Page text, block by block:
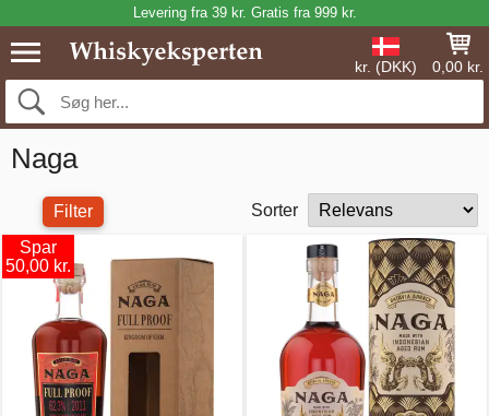
Levering fra 39 kr. Gratis fra 999 kr.
kr. (DKK) 0,00 kr.
Naga
Filter
Sorter
Spar
50,00 kr.